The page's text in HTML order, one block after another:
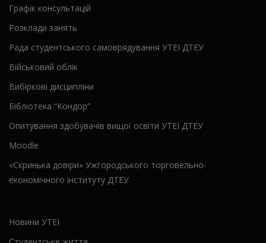
Графік консультацій
Розклади занять
Рада студентського самоврядування УТЕІ ДТЕУ
Військовий облік
Вибіркові дисципліни
Бібліотека “Кондор”
Опитування здобувачів вищої освіти УТЕІ ДТЕУ
Moodle
«Скринька довіри» Ужгородського торговельно-
економічного інституту ДТЕУ
Новини УТЕІ